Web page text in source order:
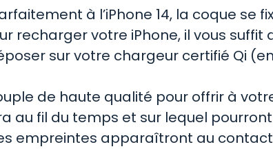
à l’iPhone 14, la coque
recharger votre iPhone, il vous suffit
sur votre chargeur certifié Qi
de haute qualité pour offrir à
au fil du temps et sur lequel
empreintes apparaîtront au